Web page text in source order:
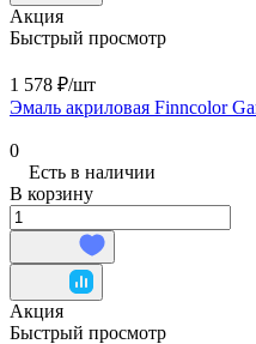
Акция
Быстрый просмотр
1 578 ₽/шт
Эмаль акриловая Finncolor
0
Есть в наличии
В корзину
Акция
Быстрый просмотр